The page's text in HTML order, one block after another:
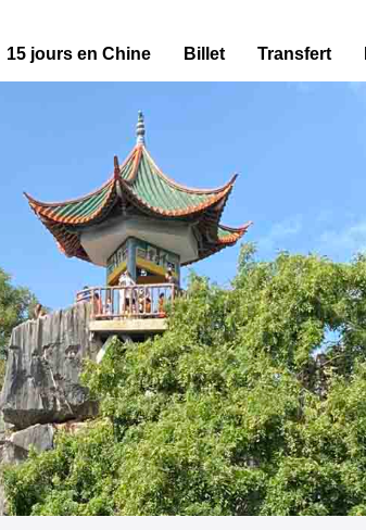
15 jours en Chine Billet Transfert